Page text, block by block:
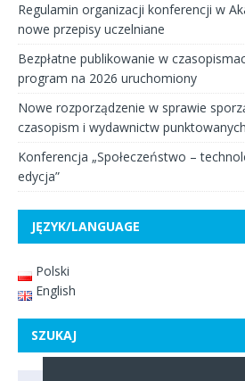
Regulamin organizacji konferencji w
nowe przepisy uczelniane
Bezpłatne publikowanie w
program na 2026 uruchomiony
Nowe rozporządzenie w sprawie
czasopism i wydawnictw punktowanych
Konferencja „Społeczeństwo –
edycja”
JĘZYK/LANGUAGE
Polski
English
SZUKAJ